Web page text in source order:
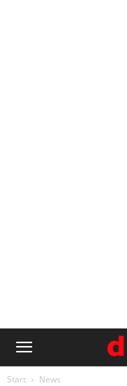
Start News